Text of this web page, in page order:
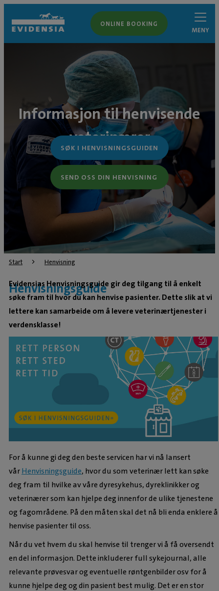
ONLINE BOOKING
MENY
Informasjon til henvisende
veterinærer
SØK I HENVISNINGSGUIDEN
SEND OSS DIN HENVISNING
Start Henvisning
Henvisningsguide
Evidensias Henvisningsguide gir deg tilgang til å enkelt
søke fram til hvor du kan henvise pasienter. Dette slik at vi
lettere kan samarbeide om å levere veterinærtjenester i
verdensklasse!
For å kunne gi deg den beste servicen har vi nå lansert
vårHenvisningsguide, hvor du som veterinær lett kan søke
deg fram til hvilke av våre dyresykehus, dyreklinikker og
veterinærer som kan hjelpe deg innenfor de ulike tjenestene
og fagområdene. På den måten skal det nå bli enda enklere å
henvise pasienter til oss.
Når du vet hvem du skal henvise til trenger vi å få oversendt
en del informasjon. Dette inkluderer full sykejournal, alle
relevante prøvesvar og eventuelle røntgenbilder osv for å
kunne hjelpe deg og din pasient best mulig. Det er en stor